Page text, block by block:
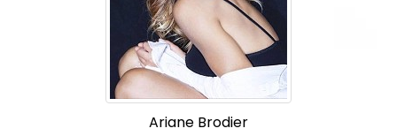
Ariane Brodier